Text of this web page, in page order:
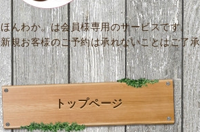
ほんわか。は会員様専用のサービスです。
新規お客様のご予約は承れないことはご了
トップページ